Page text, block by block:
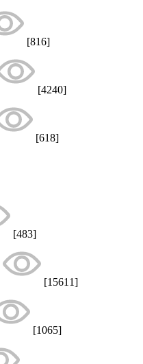
[816]
[4240]
[618]
[483]
[15611]
[1065]